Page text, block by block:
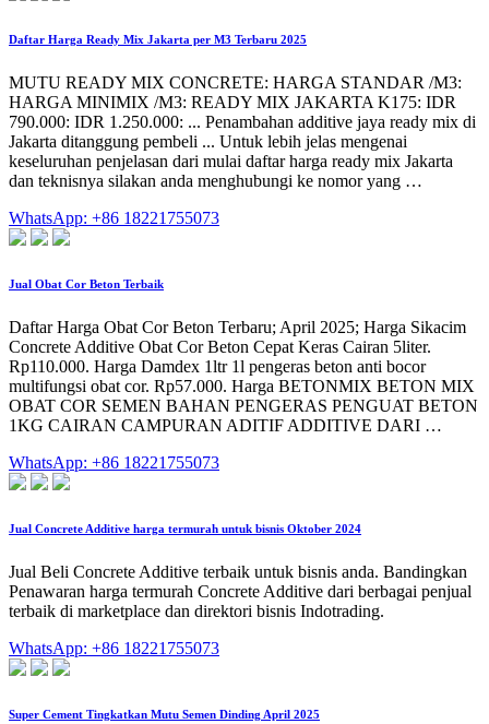
Daftar Harga Ready Mix Jakarta per M3 Terbaru 2025
MUTU READY MIX CONCRETE: HARGA STANDAR /M3:
HARGA MINIMIX /M3: READY MIX JAKARTA K175: IDR
790.000: IDR 1.250.000: ... Penambahan additive jaya ready mix di
Jakarta ditanggung pembeli ... Untuk lebih jelas mengenai
keseluruhan penjelasan dari mulai daftar harga ready mix Jakarta
dan teknisnya silakan anda menghubungi ke nomor yang …
WhatsApp: +86 18221755073
Jual Obat Cor Beton Terbaik
Daftar Harga Obat Cor Beton Terbaru; April 2025; Harga Sikacim
Concrete Additive Obat Cor Beton Cepat Keras Cairan 5liter.
Rp110.000. Harga Damdex 1ltr 1l pengeras beton anti bocor
multifungsi obat cor. Rp57.000. Harga BETONMIX BETON MIX
OBAT COR SEMEN BAHAN PENGERAS PENGUAT BETON
1KG CAIRAN CAMPURAN ADITIF ADDITIVE DARI …
WhatsApp: +86 18221755073
Jual Concrete Additive harga termurah untuk bisnis Oktober 2024
Jual Beli Concrete Additive terbaik untuk bisnis anda. Bandingkan
Penawaran harga termurah Concrete Additive dari berbagai penjual
terbaik di marketplace dan direktori bisnis Indotrading.
WhatsApp: +86 18221755073
Super Cement Tingkatkan Mutu Semen Dinding April 2025